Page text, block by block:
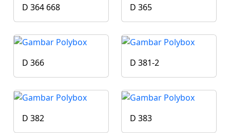
D 364 668 D 365
D 366 D 381-2
D 382 D 383